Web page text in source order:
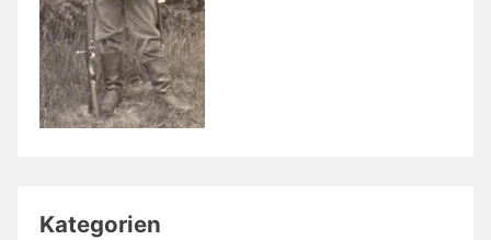
Kategorien